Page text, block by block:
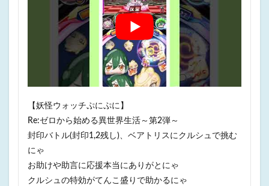
【妖怪ウォッチぷにぷに】
Re:ゼロから始める異世界生活～第2弾～
封印バトル(封印1,2残し)、ベアトリスにクルシュで挑む
にゃ
お助けや助言に応援本当にありがとにゃ
クルシュの特効がてんこ盛りで助かるにゃ